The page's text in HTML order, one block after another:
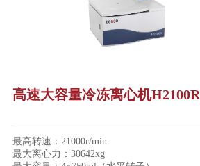
高速大容量冷冻离心机H2100R
最高转速：21000r/min
最大离心力：30642xg